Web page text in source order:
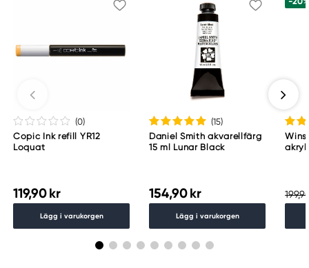
(0)
Copic Ink refill YR12
Loquat
119,90 kr
Lägg i varukorgen
(15)
Daniel Smith akvarellfärg
15 ml Lunar Black
154,90 kr
Lägg i varukorgen